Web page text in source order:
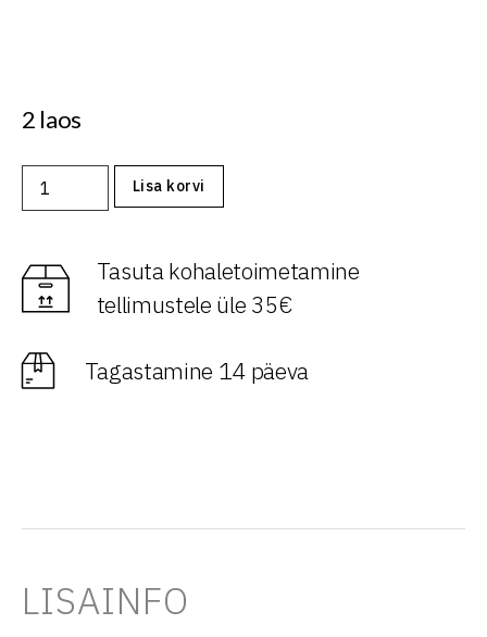
2 laos
Lisa korvi
Tasuta kohaletoimetamine
tellimustele üle 35€
Tagastamine 14 päeva
LISAINFO